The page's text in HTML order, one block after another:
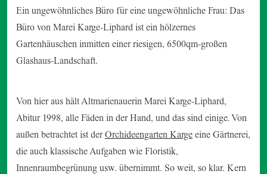
Ein ungewöhnliches Büro für eine ungewöhnliche Frau: Das
Büro von Marei Karge-Liphard ist ein hölzernes
Gartenhäuschen inmitten einer riesigen, 6500qm-großen
Glashaus-Landschaft.
Von hier aus hält Altmarienauerin Marei Karge-Liphard,
Abitur 1998, alle Fäden in der Hand, und das sind einige. Von
außen betrachtet ist derOrchideengarten Karge eine Gärtnerei,
die auch klassische Aufgaben wie Floristik,
Innenraumbegrünung usw. übernimmt. So weit, so klar. Kern